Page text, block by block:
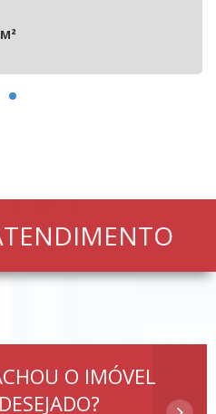
O IMÓVEL
DESEJADO?